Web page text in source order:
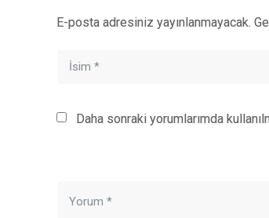
E-posta adresiniz yayınlanmayacak.
Daha sonraki yorumlarımda